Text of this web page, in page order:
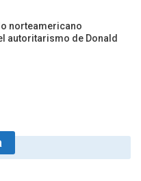
norteamericano
autoritarismo de Donald